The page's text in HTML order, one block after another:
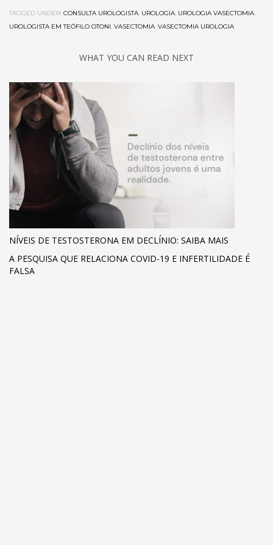
TAGGED UNDER: CONSULTA UROLOGISTA, UROLOGIA, UROLOGIA VASECTOMIA,
UROLOGISTA EM TEÓFILO OTONI, VASECTOMIA, VASECTOMIA UROLOGIA
WHAT YOU CAN READ NEXT
NÍVEIS DE TESTOSTERONA EM DECLÍNIO: SAIBA MAIS
A PESQUISA QUE RELACIONA COVID-19 E INFERTILIDADE É
FALSA